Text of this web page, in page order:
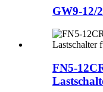
GW9-12/
FN5-